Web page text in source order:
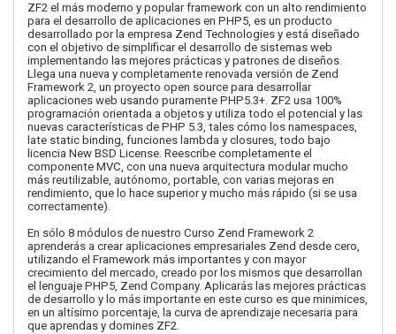
ZF2 el más moderno y popular framework con un alto rendimiento
para el desarrollo de aplicaciones en PHP5, es un producto
desarrollado por la empresa Zend Technologies y está diseñado
con el objetivo de simplificar el desarrollo de sistemas web
implementando las mejores prácticas y patrones de diseños.
Llega una nueva y completamente renovada versión de Zend
Framework 2, un proyecto open source para desarrollar
aplicaciones web usando puramente PHP5.3+. ZF2 usa 100%
programación orientada a objetos y utiliza todo el potencial y las
nuevas características de PHP 5.3, tales cómo los namespaces,
late static binding, funciones lambda y closures, todo bajo
licencia New BSD License. Reescribe completamente el
componente MVC, con una nueva arquitectura modular mucho
más reutilizable, autónomo, portable, con varias mejoras en
rendimiento, que lo hace superior y mucho más rápido (si se usa
correctamente).
En sólo 8 módulos de nuestro Curso Zend Framework 2
aprenderás a crear aplicaciones empresariales Zend desde cero,
utilizando el Framework más importantes y con mayor
crecimiento del mercado, creado por los mismos que desarrollan
el lenguaje PHP5, Zend Company. Aplicarás las mejores prácticas
de desarrollo y lo más importante en este curso es que minimices,
en un altísimo porcentaje, la curva de aprendizaje necesaria para
que aprendas y domines ZF2.